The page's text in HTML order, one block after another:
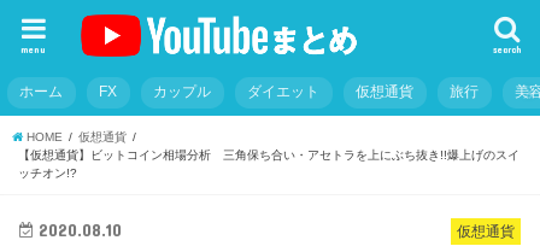
search
menu
ホーム FX カップル ダイエット 仮想通貨 旅行 美
HOME
仮想通貨
【仮想通貨】ビットコイン相場分析 三角保ち合い・アセトラを上にぶち抜き!!爆上げのスイ
ッチオン!?
仮想通貨
2020.08.10